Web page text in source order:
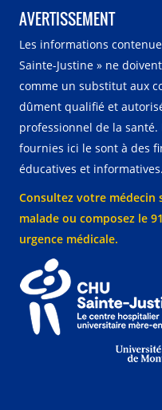
AVERTISSEMENT
Les informations
Sainte-Justine » ne
comme un substitut aux
dûment qualifié et
professionnel de la
fournies ici le sont à des
éducatives et informatives.
Consultez votre médecin
malade ou composez le
urgence médicale.